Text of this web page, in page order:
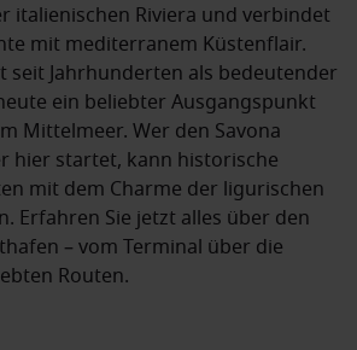
italienischen Riviera und verbindet
mit mediterranem Küstenflair.
seit Jahrhunderten als bedeutender
ein beliebter Ausgangspunkt
Mittelmeer. Wer den Savona
hier startet, kann historische
mit dem Charme der ligurischen
Erfahren Sie jetzt alles über den
– vom Terminal über die
Routen.